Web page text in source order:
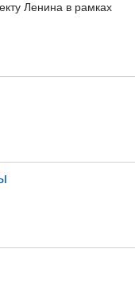
Ленина в рамках